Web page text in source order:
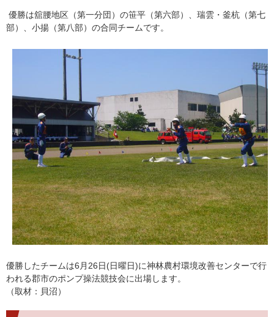
優勝は舘腰地区（第一分団）の笹平（第六部）、瑞雲・釜杭（第七
部）、小揚（第八部）の合同チームです。
優勝したチームは6月26日(日曜日)に神林農村環境改善センターで行
われる郡市のポンプ操法競技会に出場します。
（取材：貝沼）